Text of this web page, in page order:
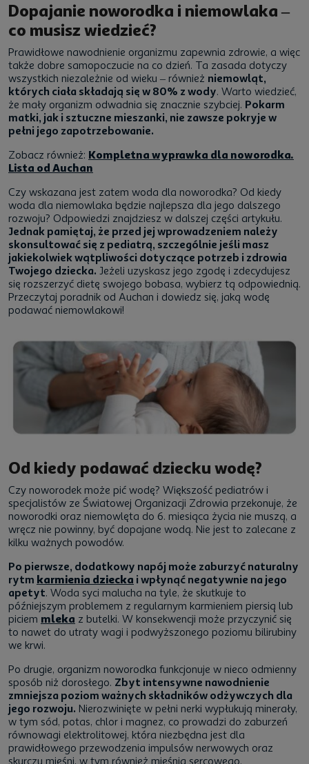
Dopajanie noworodka i niemowlaka –
co musisz wiedzieć?
Prawidłowe nawodnienie organizmu zapewnia zdrowie, a więc
także dobre samopoczucie na co dzień. Ta zasada dotyczy
wszystkich niezależnie od wieku – również niemowląt,
których ciała składają się w 80% z wody. Warto wiedzieć,
że mały organizm odwadnia się znacznie szybciej. Pokarm
matki, jak i sztuczne mieszanki, nie zawsze pokryje w
pełni jego zapotrzebowanie.
Zobacz również: Kompletna wyprawka dla noworodka.
Lista od Auchan
Czy wskazana jest zatem woda dla noworodka? Od kiedy
woda dla niemowlaka będzie najlepsza dla jego dalszego
rozwoju? Odpowiedzi znajdziesz w dalszej części artykułu.
Jednak pamiętaj, że przed jej wprowadzeniem należy
skonsultować się z pediatrą, szczególnie jeśli masz
jakiekolwiek wątpliwości dotyczące potrzeb i zdrowia
Twojego dziecka. Jeżeli uzyskasz jego zgodę i zdecydujesz
się rozszerzyć dietę swojego bobasa, wybierz tą odpowiednią.
Przeczytaj poradnik od Auchan i dowiedz się, jaką wodę
podawać niemowlakowi!
Od kiedy podawać dziecku wodę?
Czy noworodek może pić wodę? Większość pediatrów i
specjalistów ze Światowej Organizacji Zdrowia przekonuje, że
noworodki oraz niemowlęta do 6. miesiąca życia nie muszą, a
wręcz nie powinny, być dopajane wodą. Nie jest to zalecane z
kilku ważnych powodów.
Po pierwsze, dodatkowy napój może zaburzyć naturalny
rytm karmienia dziecka i wpłynąć negatywnie na jego
apetyt. Woda syci malucha na tyle, że skutkuje to
późniejszym problemem z regularnym karmieniem piersią lub
piciem mleka z butelki. W konsekwencji może przyczynić się
to nawet do utraty wagi i podwyższonego poziomu bilirubiny
we krwi.
Po drugie, organizm noworodka funkcjonuje w nieco odmienny
sposób niż dorosłego. Zbyt intensywne nawodnienie
zmniejsza poziom ważnych składników odżywczych dla
jego rozwoju. Nierozwinięte w pełni nerki wypłukują minerały,
w tym sód, potas, chlor i magnez, co prowadzi do zaburzeń
równowagi elektrolitowej, która niezbędna jest dla
prawidłowego przewodzenia impulsów nerwowych oraz
skurczu mięśni, w tym również mięśnia sercowego.